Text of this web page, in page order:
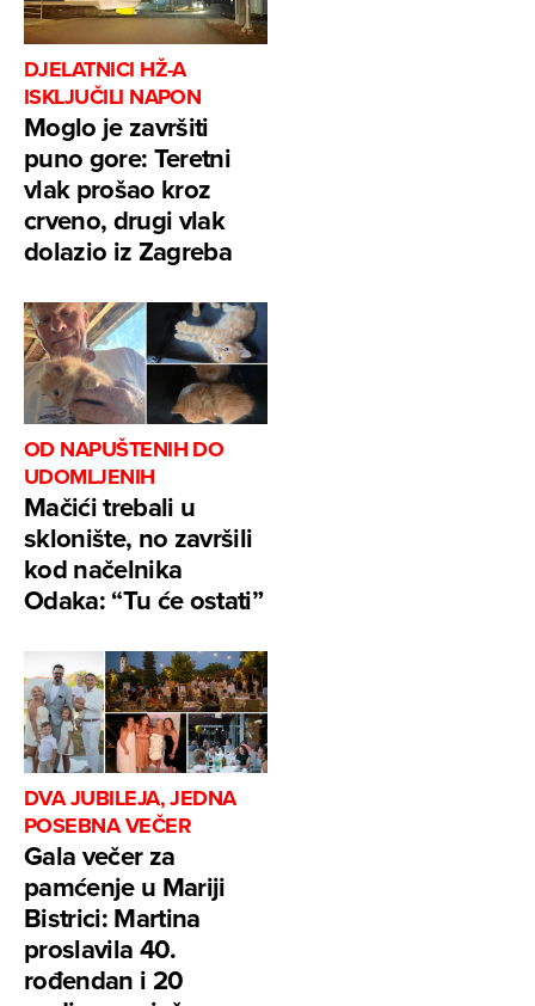
DJELATNICI HŽ-A
ISKLJUČILI NAPON
Moglo je završiti
puno gore: Teretni
vlak prošao kroz
crveno, drugi vlak
dolazio iz Zagreba
OD NAPUŠTENIH DO
UDOMLJENIH
Mačići trebali u
sklonište, no završili
kod načelnika
Odaka: “Tu će ostati”
DVA JUBILEJA, JEDNA
POSEBNA VEČER
Gala večer za
pamćenje u Mariji
Bistrici: Martina
proslavila 40.
rođendan i 20